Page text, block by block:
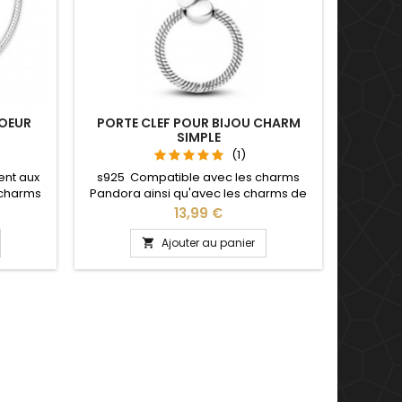
aux
de
par
PORTE CLEF POUR BIJOU CHARM
SIMPLE
(1)
s925 Compatible avec les charms
Pandora ainsi qu'avec les charms de
notre site idéal pour : Noël, Saint
Valentin, anniversaire, anniversaire de
mariage L'ouverture pour les charms
se fait au niveau de la boule
Prix
13,99 €
 Ajouter au panier